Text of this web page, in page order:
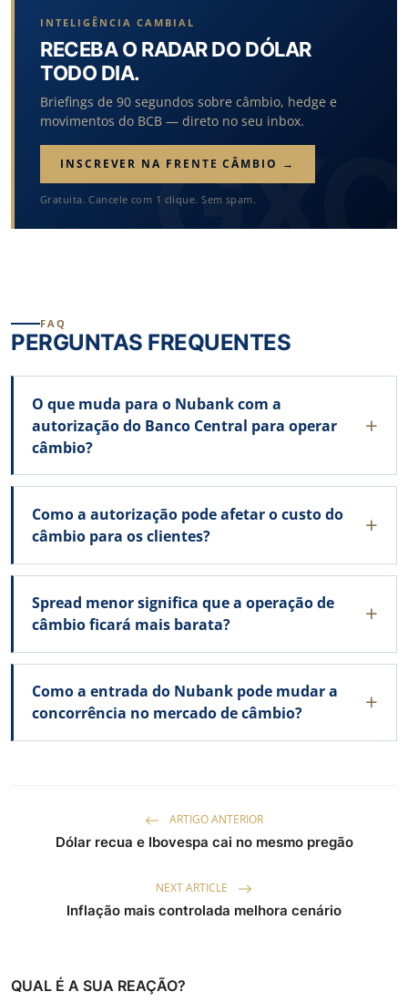
INTELIGÊNCIA CAMBIAL
RECEBA O RADAR DO DÓLAR
TODO DIA.
Briefings de 90 segundos sobre câmbio, hedge e
movimentos do BCB — direto no seu inbox.
INSCREVER NA FRENTE CÂMBIO →
Gratuita. Cancele com 1 clique. Sem spam.
FAQ
PERGUNTAS FREQUENTES
O que muda para o Nubank com a
autorização do Banco Central para operar
câmbio?
Como a autorização pode afetar o custo do
câmbio para os clientes?
Spread menor significa que a operação de
câmbio ficará mais barata?
Como a entrada do Nubank pode mudar a
concorrência no mercado de câmbio?
ARTIGO ANTERIOR
Dólar recua e Ibovespa cai no mesmo pregão
NEXT ARTICLE
Inflação mais controlada melhora cenário
QUAL É A SUA REAÇÃO?